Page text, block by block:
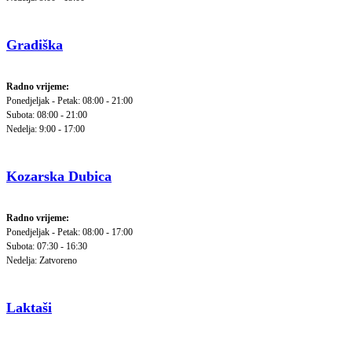
Gradiška
Radno vrijeme:
Ponedjeljak - Petak: 08:00 - 21:00
Subota: 08:00 - 21:00
Nedelja: 9:00 - 17:00
Kozarska Dubica
Radno vrijeme:
Ponedjeljak - Petak: 08:00 - 17:00
Subota: 07:30 - 16:30
Nedelja: Zatvoreno
Laktaši